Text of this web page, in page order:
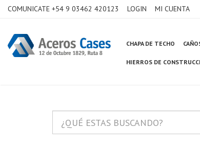
COMUNICATE +54 9 03462 420123 LOGIN MI CUENTA
CHAPA DE TECHO
HIERROS DE